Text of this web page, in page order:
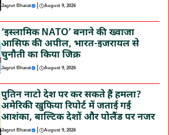
Jagrut Bharat | August 9, 2026
‘इस्लामिक NATO’ बनाने की ख्वाजा
आसिफ की अपील, भारत-इजरायल से
चुनौती का किया जिक्र
Jagrut Bharat | August 9, 2026
पुतिन नाटो देश पर कर सकते हैं हमला?
अमेरिकी खुफिया रिपोर्ट में जताई गई
आशंका, बाल्टिक देशों और पोलैंड पर नजर
Jagrut Bharat | August 9, 2026